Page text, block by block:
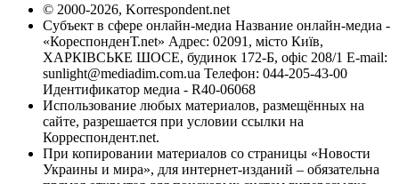
© 2000-2026, Korrespondent.net
Субъект в сфере онлайн-медиа Название онлайн-медиа -
«КореспонденТ.net» Адрес: 02091, місто Київ,
ХАРКІВСЬКЕ ШОСЕ, будинок 172-Б, офіс 208/1 E-mail:
sunlight@mediadim.com.ua Телефон: 044-205-43-00
Идентификатор медиа - R40-06068
Использование любых материалов, размещённых на
сайте, разрешается при условии ссылки на
Корреспондент.net.
При копировании материалов со страницы «Новости
Украины и мира», для интернет-изданий – обязательна